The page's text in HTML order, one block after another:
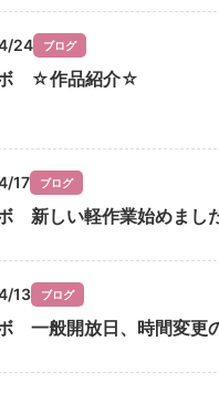
24 ブログ
ボ ☆作品紹介☆
17 ブログ
新しい軽作業始めまし
13 ブログ
一般開放日、時間変更